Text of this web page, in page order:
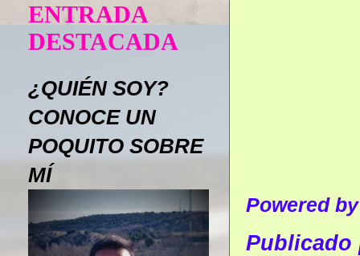
Powered
ENTRADA
DESTACADA
¿QUIÉN SOY?
CONOCE UN
POQUITO SOBRE
MÍ